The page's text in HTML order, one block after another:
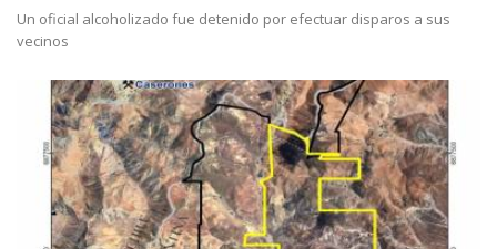
Un oficial alcoholizado fue detenido por efectuar disparos a sus
vecinos